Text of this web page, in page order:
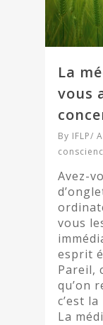
La
vous
By IFLP/
Avez-
vous
esprit
Pareil,
qu’on
c’est
La